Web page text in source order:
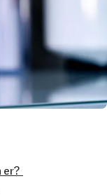
er?